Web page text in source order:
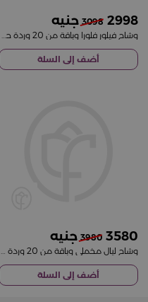
2998
3098
وشاح فيلور فلورا وباقة من 20 وردة حمراء
أضف إلى السلة
3580
3980
وشاح ليال مخملي وباقة من 20 وردة حمراء
أضف إلى السلة